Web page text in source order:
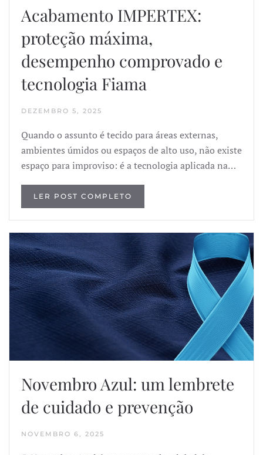
Acabamento IMPERTEX:
proteção máxima,
desempenho comprovado e
tecnologia Fiama
DEZEMBRO 5, 2025
Quando o assunto é tecido para áreas externas,
ambientes úmidos ou espaços de alto uso, não existe
espaço para improviso: é a tecnologia aplicada na…
LER POST COMPLETO
Novembro Azul: um lembrete
de cuidado e prevenção
NOVEMBRO 6, 2025